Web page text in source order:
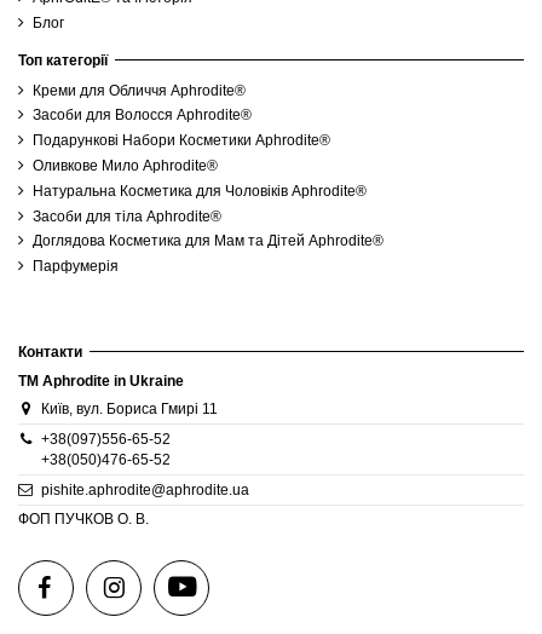
Блог
Топ категорії
Креми для Обличчя Aphrodite®
Засоби для Волосся Aphrodite®
Подарункові Набори Косметики Aphrodite®
Оливкове Мило Aphrodite®
Натуральна Косметика для Чоловіків Aphrodite®
Засоби для тіла Aphrodite®
Доглядова Косметика для Мам та Дітей Aphrodite®
Парфумерія
Контакти
TM Aphrodite in Ukraine
Київ, вул. Бориса Гмирі 11
+38(097)556-65-52
+38(050)476-65-52
pishite.aphrodite@aphrodite.ua
ФОП ПУЧКОВ О. В.